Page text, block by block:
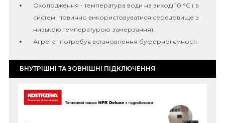
Охолодження - температура води на виході 10 °C ( в
системі повинно використовуватися середовище з
низькою температурою замерзання).
Агрегат потребує встановлення буферної ємності.
ВНУТРІШНІ ТА ЗОВНІШНІ ПІДКЛЮЧЕННЯ